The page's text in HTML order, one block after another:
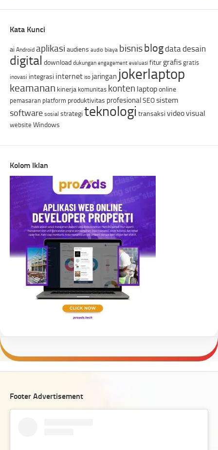
Kata Kunci
ai Android aplikasi audiens audio biaya bisnisblogdata desain
digital download dukungan engagement evaluasi fitur grafis gratis
inovasi integrasi internet iso jaringan jokerlaptop
keamanan kinerja komunitas konten laptoponline
pemasaran platform produktivitas profesionalSEOsistem
software sosial strategi teknologi transaksi videovisual
website Windows
Kolom Iklan
Footer Advertisement